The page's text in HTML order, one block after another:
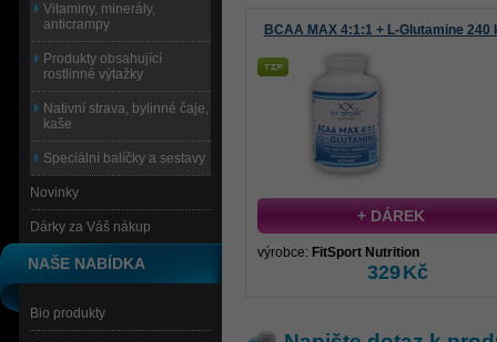
BCAA MAX 4:1:1 + L-Glutamine 240
+ DÁREK
výrobce: FitSport Nutrition
329Kč
Vitaminy, minerály,
anticrampy
Produkty obsahující
rostlinné výtažky
Nativní strava, bylinné čaje,
kaše
Speciální balíčky a sestavy
Novinky
Dárky za Váš nákup
NAŠE NABÍDKA
Bio produkty